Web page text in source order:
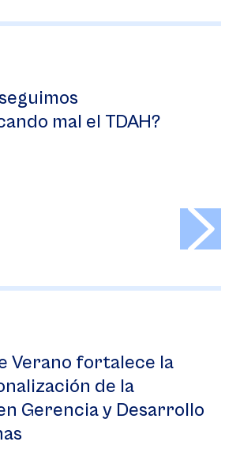
mal el TDAH?
Verano fortalece la
de la
Gerencia y Desarrollo